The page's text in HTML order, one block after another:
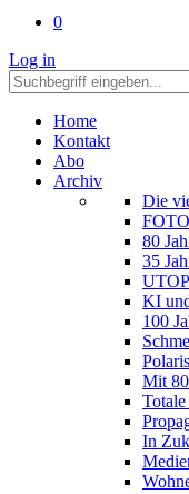
0
Log in
Home
Kontakt
Abo
Archiv
Die
80
35
KI
100
Mit
In